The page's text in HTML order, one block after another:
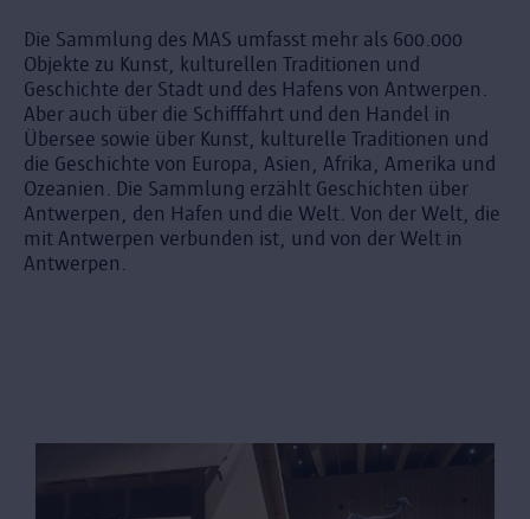
Die Sammlung des MAS umfasst mehr als 600.000
Objekte zu Kunst, kulturellen Traditionen und
Geschichte der Stadt und des Hafens von Antwerpen.
Aber auch über die Schifffahrt und den Handel in
Übersee sowie über Kunst, kulturelle Traditionen und
die Geschichte von Europa, Asien, Afrika, Amerika und
Ozeanien. Die Sammlung erzählt Geschichten über
Antwerpen, den Hafen und die Welt. Von der Welt, die
mit Antwerpen verbunden ist, und von der Welt in
Antwerpen.